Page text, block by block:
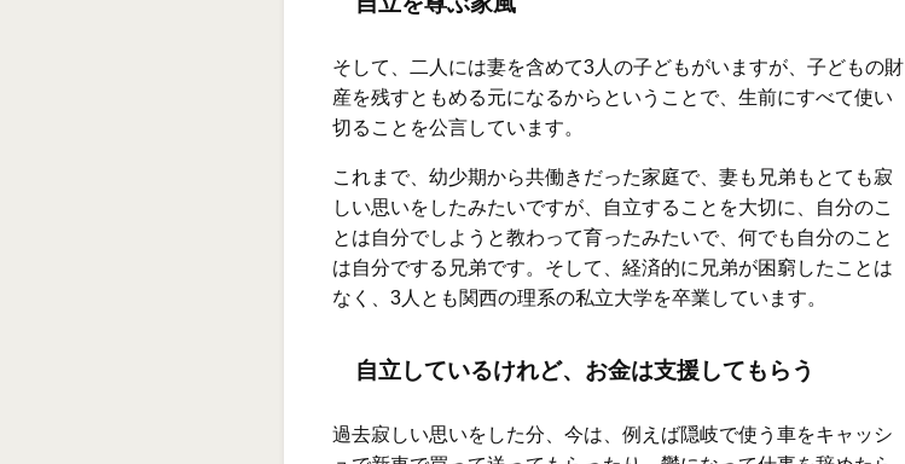
そして、二人には妻を含めて3人の子どもがいますが、子どもの財
産を残すともめる元になるからということで、生前にすべて使い
切ることを公言しています。
これまで、幼少期から共働きだった家庭で、妻も兄弟もとても寂
しい思いをしたみたいですが、自立することを大切に、自分のこ
とは自分でしようと教わって育ったみたいで、何でも自分のこと
は自分でする兄弟です。そして、経済的に兄弟が困窮したことは
なく、3人とも関西の理系の私立大学を卒業しています。
自立しているけれど、お金は支援してもらう
過去寂しい思いをした分、今は、例えば隠岐で使う車をキャッシ